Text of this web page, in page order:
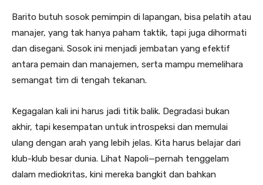
Barito butuh sosok pemimpin di lapangan, bisa pelatih atau
manajer, yang tak hanya paham taktik, tapi juga dihormati
dan disegani. Sosok ini menjadi jembatan yang efektif
antara pemain dan manajemen, serta mampu memelihara
semangat tim di tengah tekanan.
Kegagalan kali ini harus jadi titik balik. Degradasi bukan
akhir, tapi kesempatan untuk introspeksi dan memulai
ulang dengan arah yang lebih jelas. Kita harus belajar dari
klub-klub besar dunia. Lihat Napoli—pernah tenggelam
dalam mediokritas, kini mereka bangkit dan bahkan